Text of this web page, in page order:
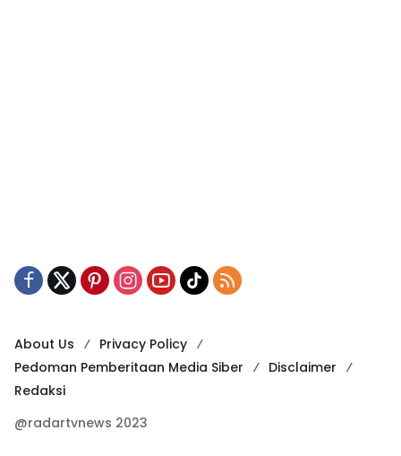
About Us
Privacy Policy
Pedoman Pemberitaan Media Siber
Disclaimer
Redaksi
@radartvnews 2023